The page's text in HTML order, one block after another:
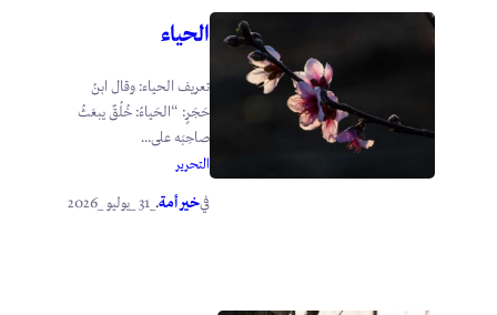
الحياء
تعريف الحياء: وقال ابنُ
حَجَرٍ: “الحَياءُ: خُلُقٌ يبعَثُ
صاحِبَه على...
التحرير
فيخير أمة.